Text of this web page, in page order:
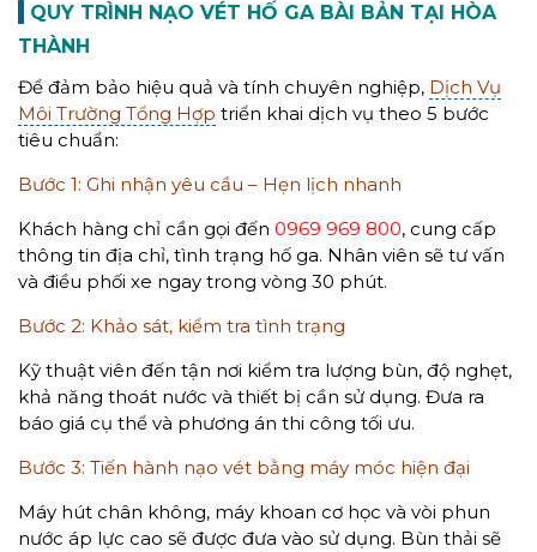
QUY TRÌNH NẠO VÉT HỐ GA BÀI BẢN TẠI HÒA
THÀNH
Để đảm bảo hiệu quả và tính chuyên nghiệp, Dịch Vụ
Môi Trường Tổng Hợp triển khai dịch vụ theo 5 bước
tiêu chuẩn:
Bước 1: Ghi nhận yêu cầu – Hẹn lịch nhanh
Khách hàng chỉ cần gọi đến 0969 969 800, cung cấp
thông tin địa chỉ, tình trạng hố ga. Nhân viên sẽ tư vấn
và điều phối xe ngay trong vòng 30 phút.
Bước 2: Khảo sát, kiểm tra tình trạng
Kỹ thuật viên đến tận nơi kiểm tra lượng bùn, độ nghẹt,
khả năng thoát nước và thiết bị cần sử dụng. Đưa ra
báo giá cụ thể và phương án thi công tối ưu.
Bước 3: Tiến hành nạo vét bằng máy móc hiện đại
Máy hút chân không, máy khoan cơ học và vòi phun
nước áp lực cao sẽ được đưa vào sử dụng. Bùn thải sẽ